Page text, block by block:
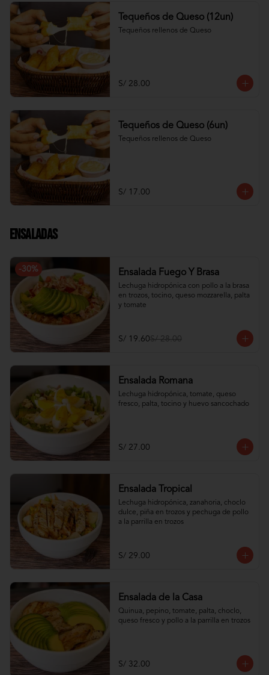
Tequeños de Queso (12un)
Tequeños rellenos de Queso
S/ 28.00
Tequeños de Queso (6un)
Tequeños rellenos de Queso
S/ 17.00
Ensaladas
-30% Ensalada Fuego Y Brasa
Lechuga hidropónica con pollo a la brasa
en trozos, tocino, queso mozzarella, palta
y tomate
S/ 19.60S/ 28.00
Ensalada Romana
Lechuga hidropónica, tomate, queso
fresco, palta, tocino y huevo sancochado
S/ 27.00
Ensalada Tropical
Lechuga hidropónica, zanahoria, choclo
dulce, piña en trozos y pechuga de pollo
a la parrilla en trozos
S/ 29.00
Ensalada de la Casa
Quinua, pepino, tomate, palta, choclo,
queso fresco y pollo a la parrilla en trozos
S/ 32.00